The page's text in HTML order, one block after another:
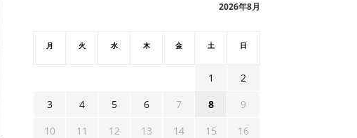
2026年8月
月 火 水 木 金 土 日
1
2
3
4 5 6 7 8
9
10
11 12 13 14 15
16